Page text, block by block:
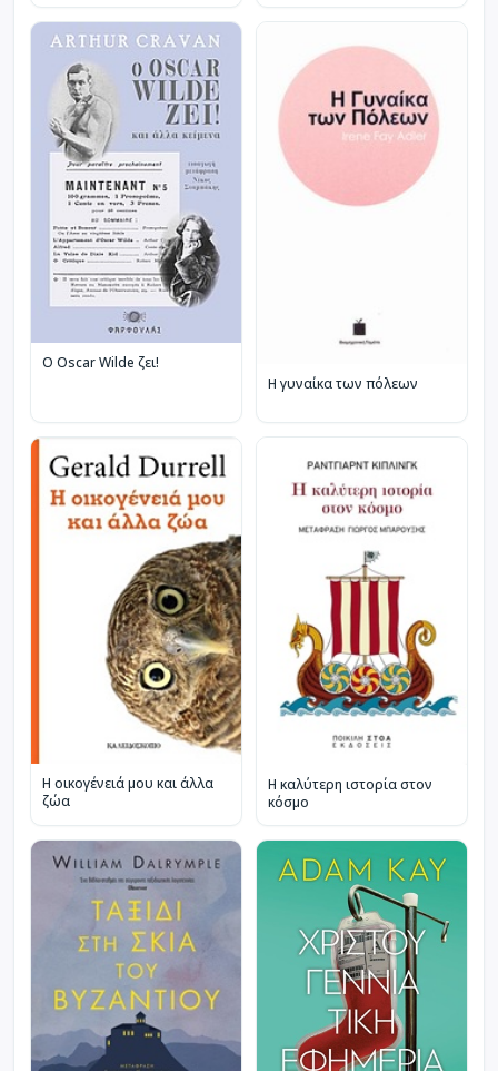
Ο Oscar Wilde ζει!
Η γυναίκα των πόλεων
Η οικογένειά μου και άλλα
ζώα
Η καλύτερη ιστορία στον
κόσμο